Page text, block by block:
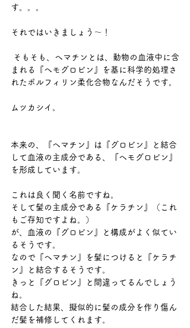
す。。。
それではいきましょう～！
まれる『ヘモグロビン』を基に科学的処理さ
れたポルフィリン柔化合物なんだそうです。
ムツカシイ。
本来の、『ヘマチン』は『グロビン』と結合
して血液の主成分である、『ヘモグロビン』
を形成しています。
これは良く聞く名前ですね。
そして髪の主成分である『ケラチン』（これ
もご存知ですよね。）
が、血液の『グロビン』と構成がよく似てい
るそうです。
なので『ヘマチン』を髪につけると『ケラチ
ン』と結合するそうです。
きっと『グロビン』と間違ってるんでしょう
ね。
結合した結果、擬似的に髪の成分を作り傷ん
だ髪を補修してくれます。